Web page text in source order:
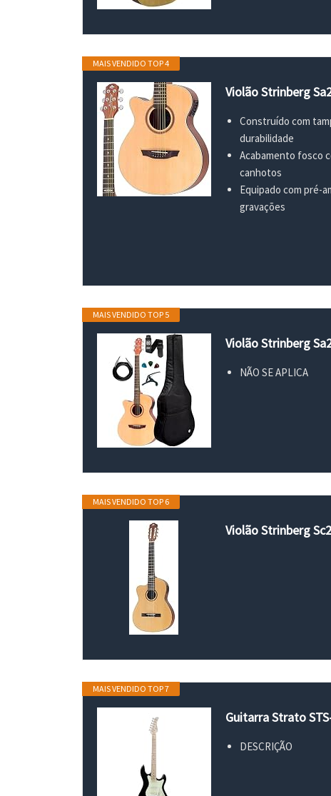
MAIS VENDIDO TOP 4
Violão Strinberg
Construído com
durabilidade
Acabamento fosco
canhotos
Equipado com pré-
gravações
MAIS VENDIDO TOP 5
Violão Strinberg
NÃO SE APLICA
MAIS VENDIDO TOP 6
Violão Strinberg
MAIS VENDIDO TOP 7
Guitarra Strato
DESCRIÇÃO